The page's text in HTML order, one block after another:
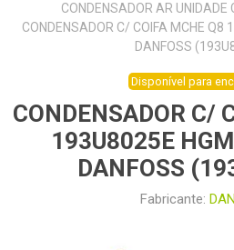
CONDENSADOR AR UNIDADE
CONDENSADOR C/ COIFA MCHE
DANFOSS
Disponível para
CONDENSADOR C/
193U8025E
DANFOSS
Fabricante: